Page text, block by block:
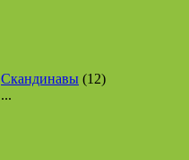
Скандинавы (12)
...